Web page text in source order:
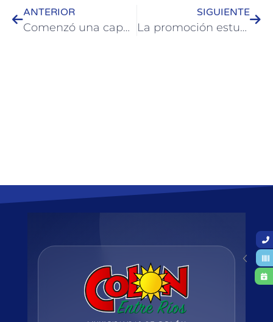
ANTERIOR
Comenzó una capacitación en gestión de stock y almacenes industriales
SIGUIENTE
La promoción estudiantil 2020 realizará su quema del muñeco